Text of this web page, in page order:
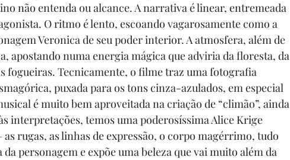
não entenda ou alcance. A narrativa é linear, entremeada
O ritmo é lento, escoando vagarosamente como a
Veronica de seu poder interior. A atmosfera, além de
apostando numa energia mágica que adviria da floresta, da
fogueiras. Tecnicamente, o filme traz uma fotografia
puxada para os tons cinza-azulados, em especial
é muito bem aproveitada na criação de “climão”, ainda
interpretações, temos uma poderosíssima Alice Krige
rugas, as linhas de expressão, o corpo magérrimo, tudo
personagem e expõe uma beleza que vai muito além da